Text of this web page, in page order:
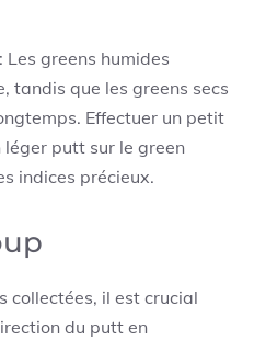
: Les greens humides
tandis que les greens secs
Effectuer un petit
putt sur le green
indices précieux.
collectées, il est crucial
du putt en